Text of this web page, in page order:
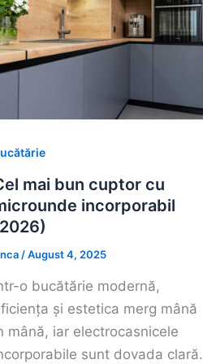
mai bun cuptor cu
incorporabil
/August 4, 2025
o bucătărie modernă,
și estetica merg mână
mână, iar electrocasnicele
sunt dovada clară.